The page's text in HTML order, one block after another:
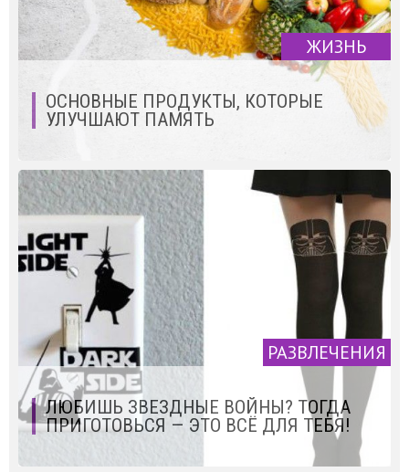
ЖИЗНЬ
ОСНОВНЫЕ ПРОДУКТЫ, КОТОРЫЕ
УЛУЧШАЮТ ПАМЯТЬ
РАЗВЛЕЧЕНИЯ
ЛЮБИШЬ ЗВЕЗДНЫЕ ВОЙНЫ? ТОГДА
ПРИГОТОВЬСЯ — ЭТО ВСЁ ДЛЯ ТЕБЯ!